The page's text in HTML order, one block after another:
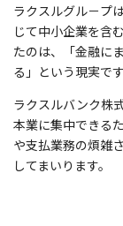
ラクスルグル－プ
じて中小企業を含
たのは、「金融に
る」という現実です
ラクスルバンク株
本業に集中できる
や支払業務の煩雑
してまいります。